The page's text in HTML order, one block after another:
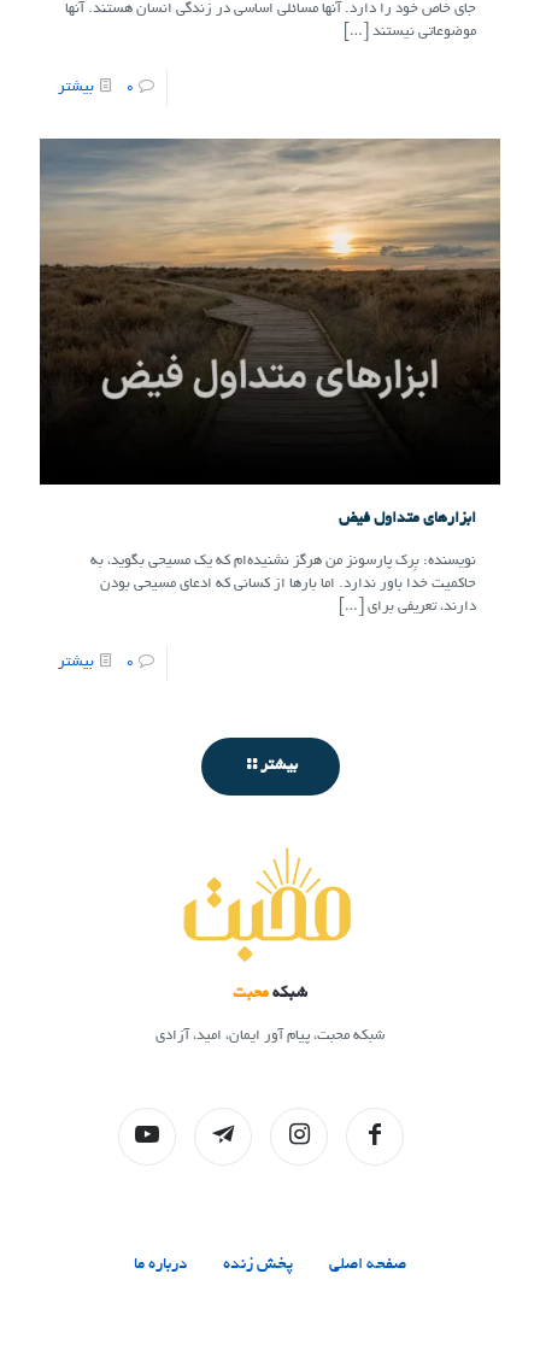
جای خاص خود را دارد. آنها مسائلی اساسی در زندگی انسان هستند. آنها
موضوعاتی نیستند […]
0 بیشتر
ابزارهای متداول فیض
نویسنده: بِرک پارسونز من هرگز نشنیده‌ام که یک مسیحی بگوید، به
حاکمیت خدا باور ندارد. اما بارها از کسانی که ادعای مسیحی بودن
دارند، تعریفی برای […]
0 بیشتر
بیشتر
شبکه محبت
شبکه محبت، پیام آور ایمان، امید، آزادی
صفحه اصلی پخش زنده درباره ما